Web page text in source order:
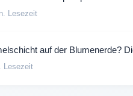
Lesezeit
auf der Blumenerde?
Lesezeit